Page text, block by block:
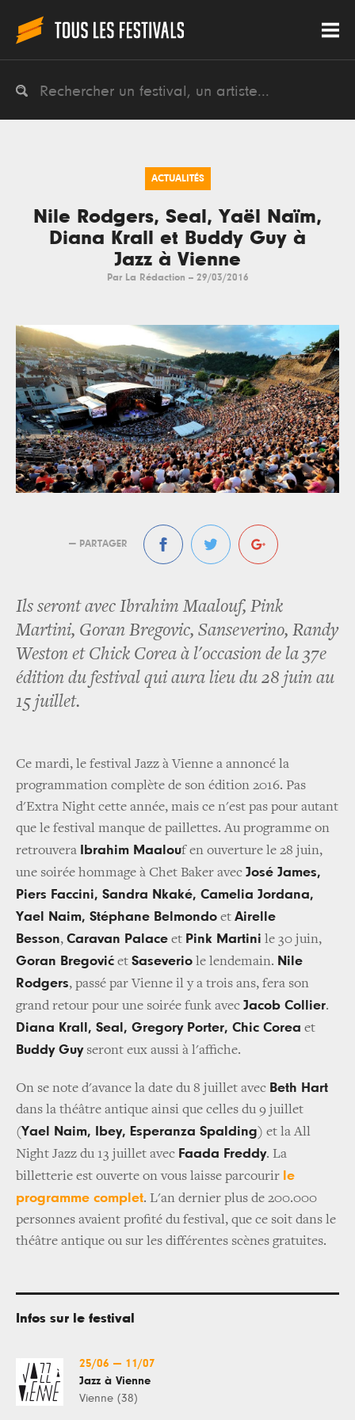
ACTUALITÉS
Nile Rodgers, Seal, Yaël Naïm,
Diana Krall et Buddy Guy à
Jazz à Vienne
Par La Rédaction -- 29/03/2016
— PARTAGER
Ils seront avec Ibrahim Maalouf, Pink
Martini, Goran Bregovic, Sanseverino, Randy
Weston et Chick Corea à l'occasion de la 37e
édition du festival qui aura lieu du 28 juin au
15 juillet.
Ce mardi, le festival Jazz à Vienne a annoncé la
programmation complète de son édition 2016. Pas
d'Extra Night cette année, mais ce n'est pas pour autant
que le festival manque de paillettes. Au programme on
retrouvera
Ibrahim Maalouf en ouverture le 28 juin,
une soirée hommage à Chet Baker avec José James,
Piers Faccini, Sandra Nkaké, Camelia Jordana,
Yael Naim, Stéphane Belmondo et Airelle
Besson, Caravan Palace et Pink Martini le 30 juin,
Goran Bregović et Saseverio le lendemain. Nile
Rodgers, passé par Vienne il y a trois ans, fera son
grand retour pour une soirée funk avec Jacob Collier.
Diana Krall, Seal, Gregory Porter, Chic Corea et
Buddy Guyseront eux aussi à l'affiche.
On se note d'avance la date du 8 juillet avec Beth Hart
dans la théâtre antique ainsi que celles du 9 juillet
(Yael Naim, Ibey, Esperanza Spalding) et la All
Night Jazz du 13 juillet avec Faada Freddy. La
billetterie est ouverte on vous laisse parcourir le
programme complet. L'an dernier plus de 200.000
personnes avaient profité du festival, que ce soit dans le
théâtre antique ou sur les différentes scènes gratuites.
Infos sur le festival
25/06 — 11/07
Jazz à Vienne
Vienne (38)